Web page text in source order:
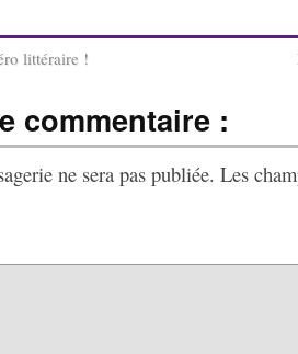
littéraire !
commentaire :
ne sera pas publiée. Les